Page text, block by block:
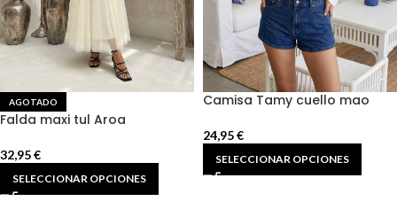
AGOTADO
Falda maxi tul Aroa
32,95€
SELECCIONAR OPCIONES
Camisa Tamy cuello mao
24,95€
SELECCIONAR OPCIONES